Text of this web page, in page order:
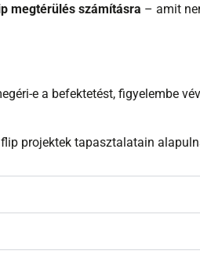
megtérülés számításra – amit
e a befektetést, figyelembe
projektek tapasztalatain